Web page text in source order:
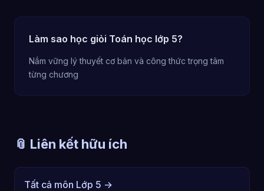
Làm sao học giỏi Toán học lớp 5?
Nắm vững lý thuyết cơ bản và công thức trọng tâm
từng chương
📎 Liên kết hữu ích
Tất cả môn Lớp 5 →